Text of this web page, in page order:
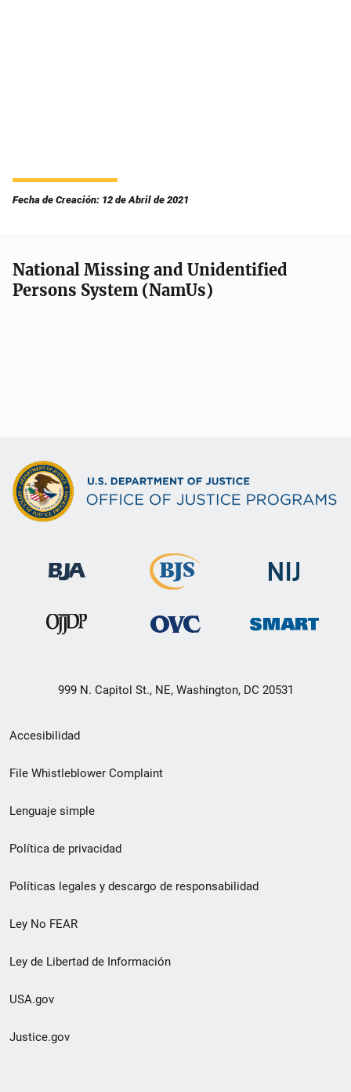
Fecha de Creación: 12 de Abril de 2021
National Missing and Unidentified
Persons System (NamUs)
999 N. Capitol St., NE, Washington, DC 20531
Menú
de
de
pie
de
página
Accesibilidad
File Whistleblower Complaint
Lenguaje simple
Política de privacidad
Políticas legales y descargo de responsabilidad
Ley No FEAR
Ley de Libertad de Información
USA.gov
Justice.gov